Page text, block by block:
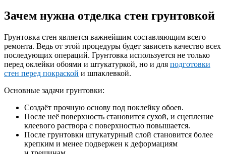
Зачем нужна отделка стен грунтовкой
Грунтовка стен является важнейшим составляющим всего
ремонта. Ведь от этой процедуры будет зависеть качество всех
последующих операций. Грунтовка используется не только
перед оклейки обоями и штукатуркой, но и для подготовки
стен перед покраской и шпаклевкой.
Основные задачи грунтовки:
Создаёт прочную основу под поклейку обоев.
После неё поверхность становится сухой, и сцепление
клеевого раствора с поверхностью повышается.
После грунтовки штукатурный слой становится более
крепким и менее подвержен к деформациям